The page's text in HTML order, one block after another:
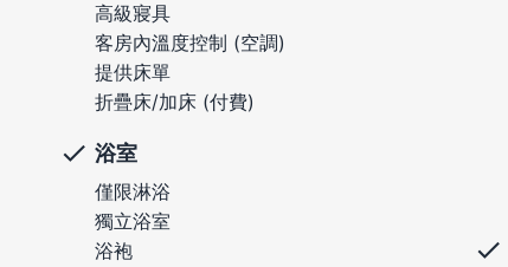
高級寢具
客房內溫度控制 (空調)
提供床單
折疊床/加床 (付費)
浴室
僅限淋浴
獨立浴室
浴袍